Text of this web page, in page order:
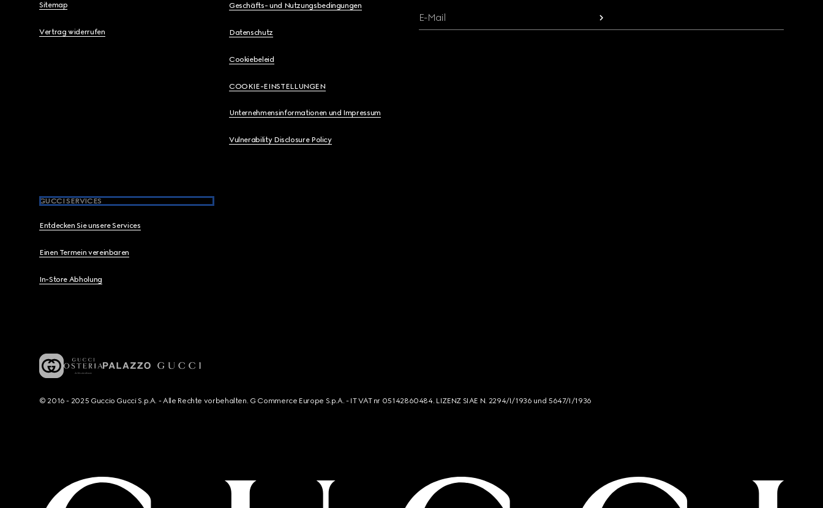
Sitemap
Vertrag widerrufen
Geschäfts- und Nutzungsbedingungen
Datenschutz
Cookiebeleid
COOKIE-EINSTELLUNGEN
Unternehmensinformationen und Impressum
Vulnerability Disclosure Policy
GUCCI SERVICES
Entdecken Sie unsere Services
Einen Termein vereinbaren
In-Store Abholung
E-Mail
© 2016 - 2025 Guccio Gucci S.p.A. - Alle Rechte vorbehalten. G Commerce Europe S.p.A. - IT VAT nr 05142860484. LIZENZ SIAE N. 2294/I/1936 und 5647/I/1936